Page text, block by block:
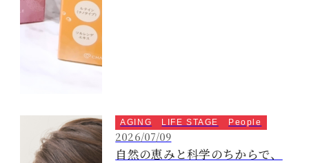
AGING LIFE STAGE People
2026/07/09
自然の恵みと科学のちからで、